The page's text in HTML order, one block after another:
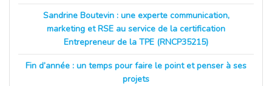
Sandrine Boutevin : une experte communication,
marketing et RSE au service de la certification
Entrepreneur de la TPE (RNCP35215)
Fin d’année : un temps pour faire le point et penser à ses
projets